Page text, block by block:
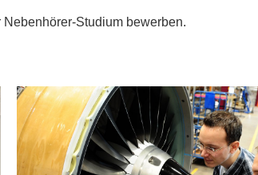
Studium bewerben.